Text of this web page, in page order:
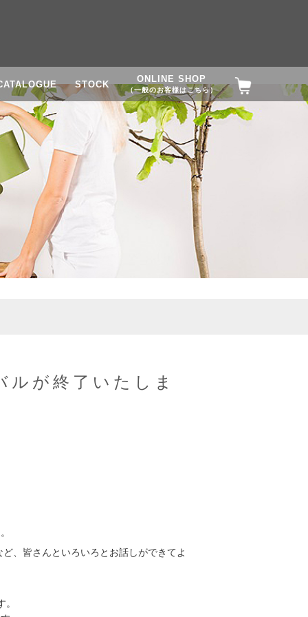
STOCK
ONLINE SHOP
（一般のお客様はこちら）
が終了いたしま
、皆さんといろいろとお話しができてよ